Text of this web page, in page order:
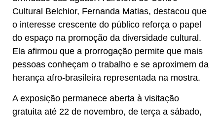
Cultural Belchior, Fernanda Matias, destacou que
o interesse crescente do público reforça o papel
do espaço na promoção da diversidade cultural.
Ela afirmou que a prorrogação permite que mais
pessoas conheçam o trabalho e se aproximem da
herança afro-brasileira representada na mostra.
A exposição permanece aberta à visitação
gratuita até 22 de novembro, de terça a sábado,